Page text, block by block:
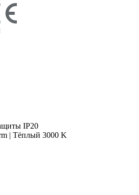
IP20
| Тёплый 3000 K